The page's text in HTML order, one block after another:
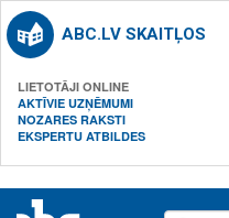
ABC.LV SKAITĻOS
LIETOTĀJI ONLINE
AKTĪVIE UZŅĒMUMI
NOZARES RAKSTI
EKSPERTU ATBILDES